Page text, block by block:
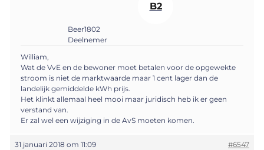
B2
Beer1802
Deelnemer
William,
Wat de VvE en de bewoner moet betalen voor de opgewekte
stroom is niet de marktwaarde maar 1 cent lager dan de
landelijk gemiddelde kWh prijs.
Het klinkt allemaal heel mooi maar juridisch heb ik er geen
verstand van.
Er zal wel een wijziging in de AvS moeten komen.
31 januari 2018 om 11:09 #6547